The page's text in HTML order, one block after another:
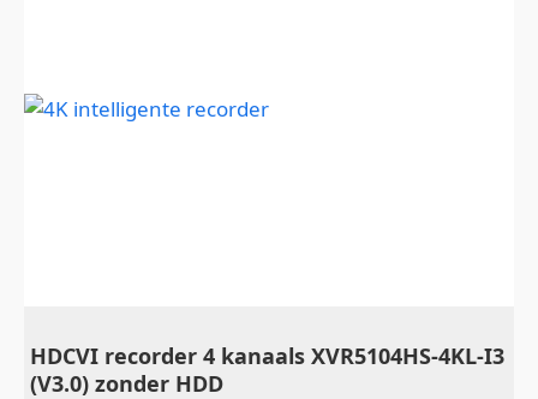
HDCVI recorder 4 kanaals XVR5104HS-4KL-I3
(V3.0) zonder HDD